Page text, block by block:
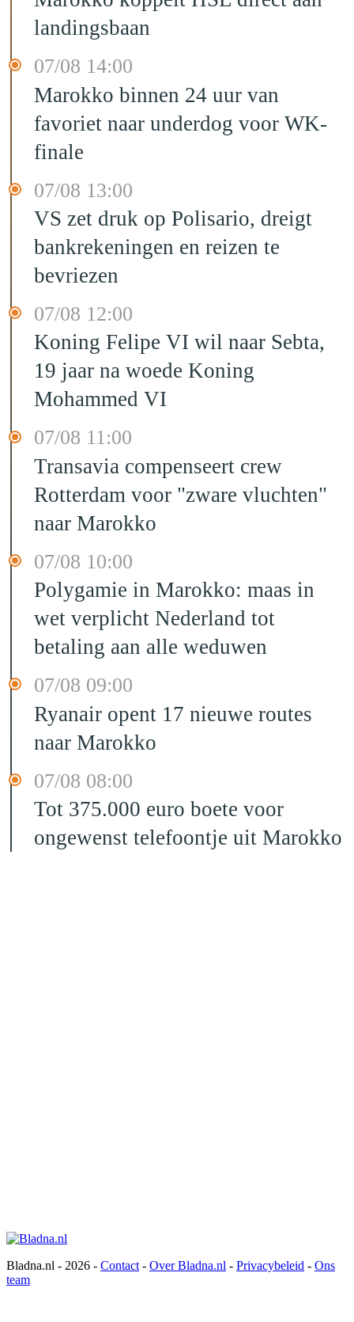
landingsbaan
07/08 14:00
Marokko binnen 24 uur van
favoriet naar underdog voor WK-
finale
07/08 13:00
VS zet druk op Polisario, dreigt
bankrekeningen en reizen te
bevriezen
07/08 12:00
Koning Felipe VI wil naar Sebta,
19 jaar na woede Koning
Mohammed VI
07/08 11:00
Transavia compenseert crew
Rotterdam voor "zware vluchten"
naar Marokko
07/08 10:00
Polygamie in Marokko: maas in
wet verplicht Nederland tot
betaling aan alle weduwen
07/08 09:00
Ryanair opent 17 nieuwe routes
naar Marokko
07/08 08:00
Tot 375.000 euro boete voor
ongewenst telefoontje uit Marokko
Bladna.nl - 2026 - Contact - Over Bladna.nl - Privacybeleid - Ons
team